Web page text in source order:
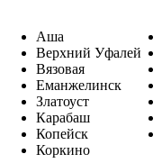
Аша
Верхний Уфалей
Вязовая
Еманжелинск
Златоуст
Карабаш
Копейск
Коркино